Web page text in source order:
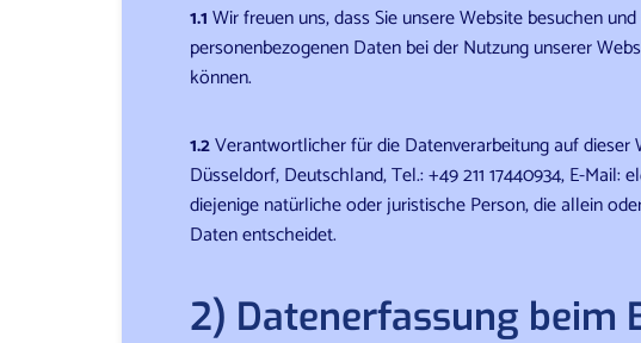
1.1Wir freuen uns, dass Sie unsere Website besuchen
personenbezogenen Daten bei der Nutzung unserer
können.
1.2Verantwortlicher für die Datenverarbeitung auf dieser
Düsseldorf, Deutschland, Tel.: +49 211 17440934, E-
diejenige natürliche oder juristische Person, die allein
Daten entscheidet.
2) Datenerfassung beim